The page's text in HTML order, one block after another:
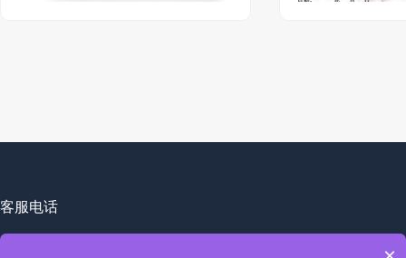
客服电话
销售部:13436838380 张老师